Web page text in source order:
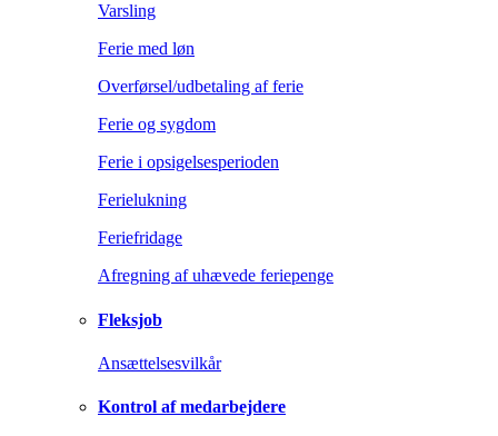
Varsling
Ferie med løn
Overførsel/udbetaling af ferie
Ferie og sygdom
Ferie i opsigelsesperioden
Ferielukning
Feriefridage
Afregning af uhævede feriepenge
Fleksjob
Ansættelsesvilkår
Kontrol af medarbejdere